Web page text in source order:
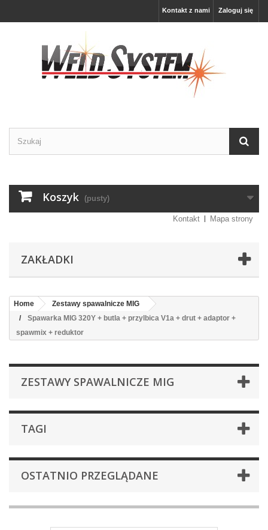
Zaloguj się
Kontakt z nami
Koszyk (pusty)
Kontakt Mapa strony
ZAKŁADKI
Home
Zestawy spawalnicze MIG
Spawarka MIG 320Y + butla + przylbica V1a + drut + adaptor +
spawmix + reduktor
ZESTAWY SPAWALNICZE MIG
TAGI
OSTATNIO PRZEGLĄDANE